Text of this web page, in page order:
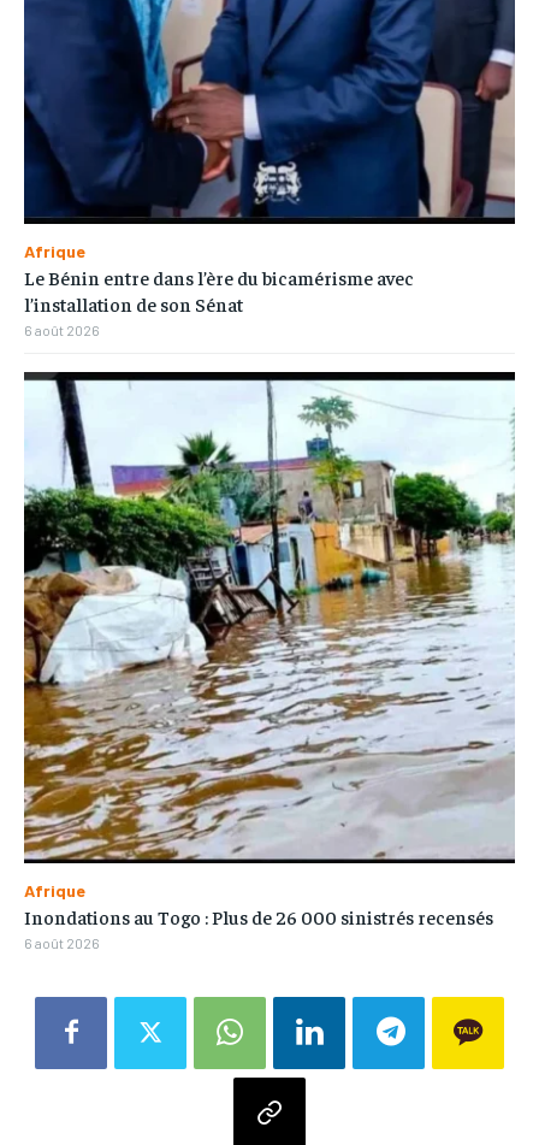
Afrique
Le Bénin entre dans l’ère du bicamérisme avec
l’installation de son Sénat
6 août 2026
Afrique
Inondations au Togo : Plus de 26 000 sinistrés recensés
6 août 2026